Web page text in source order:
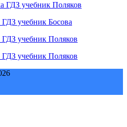
ГДЗ учебник Поляков
учебник Босова
учебник Поляков
учебник Поляков